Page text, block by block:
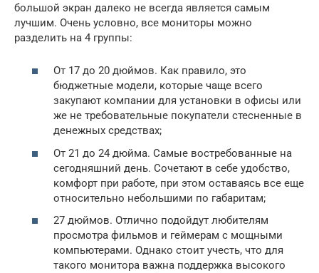
большой экран далеко не всегда является самым
лучшим. Очень условно, все мониторы можно
разделить на 4 группы:
От 17 до 20 дюймов. Как правило, это
бюджетные модели, которые чаще всего
закупают компании для установки в офисы или
же не требовательные покупатели стесненные в
денежных средствах;
От 21 до 24 дюйма. Самые востребованные на
сегодняшний день. Сочетают в себе удобство,
комфорт при работе, при этом оставаясь все еще
относительно небольшими по габаритам;
27 дюймов. Отлично подойдут любителям
просмотра фильмов и геймерам с мощными
компьютерами. Однако стоит учесть, что для
такого монитора важна поддержка высокого